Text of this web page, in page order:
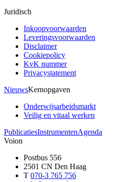
Juridisch
Inkoopvoorwaarden
Leveringsvoorwaarden
Disclaimer
Cookiepolicy
KvK nummer
Privacystatement
NieuwsKernopgaven
Onderwijsarbeidsmarkt
Veilig en vitaal werken
PublicatiesInstrumentenAgenda
Voion
Postbus 556
2501 CN Den Haag
T 070-3 765 756